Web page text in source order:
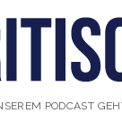
PODCAST